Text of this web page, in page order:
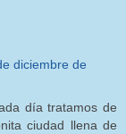
diciembre de
día tratamos de
ciudad llena de